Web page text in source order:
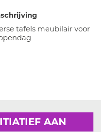
tafels meubilair voor
AAN